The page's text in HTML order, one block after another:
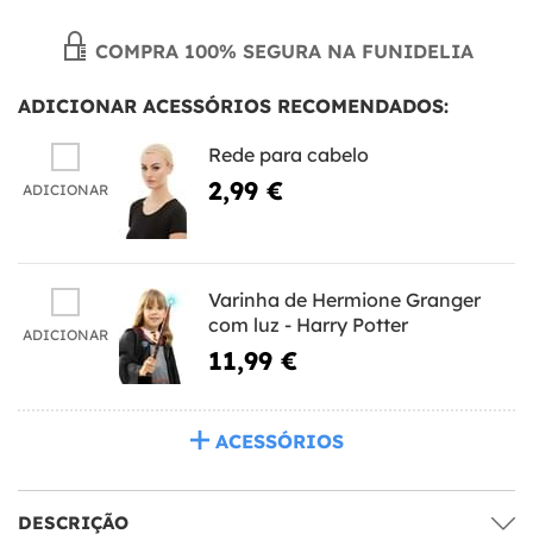
COMPRA 100% SEGURA NA FUNIDELIA
ADICIONAR ACESSÓRIOS RECOMENDADOS:
ADICIONAR
Rede para cabelo
2,99 €
ADICIONAR
Varinha de Hermione Granger
com luz - Harry Potter
11,99 €
ACESSÓRIOS
DESCRIÇÃO